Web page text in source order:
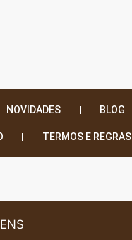
NOVIDADES BLOG
TERMOS E REGRAS